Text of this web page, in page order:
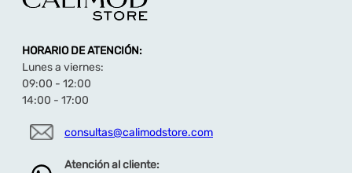
HORARIO DE ATENCIÓN:
Lunes a viernes:
09:00 - 12:00
14:00 - 17:00
consultas@calimodstore.com
Atención al cliente: